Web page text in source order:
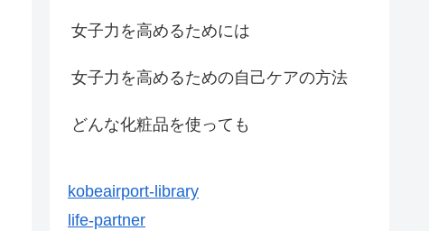
女子力を高めるためには
女子力を高めるための自己ケアの方法
どんな化粧品を使っても
kobeairport-library
life-partner